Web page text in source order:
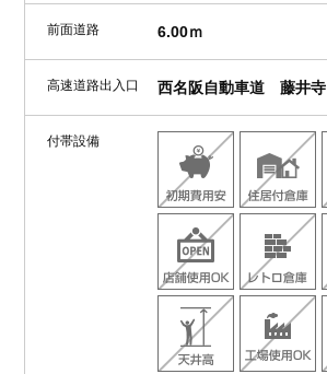
前面道路 6.00ｍ
高速道路出入口 西名阪自動車道 藤井寺
付帯設備